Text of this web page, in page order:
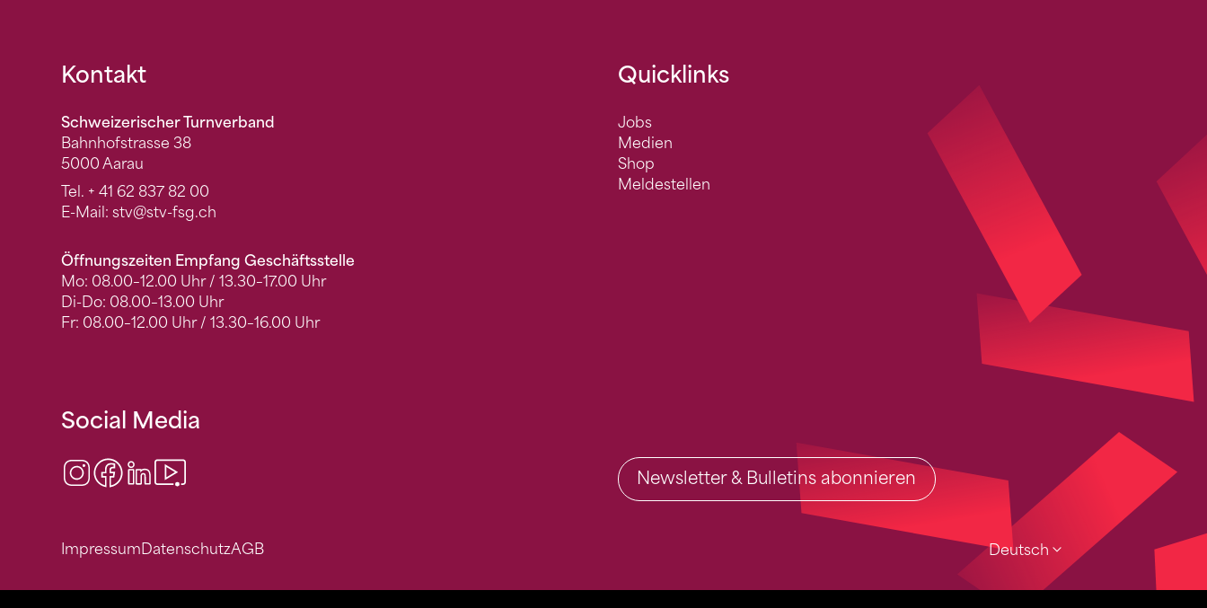
Fusszeile
Kontakt
Schweizerischer Turnverband
Bahnhofstrasse 38
5000 Aarau
Tel. + 41 62 837 82 00
E-Mail: stv@stv-fsg.ch
Öffnungszeiten Empfang Geschäftsstelle
Mo: 08.00–12.00 Uhr / 13.30–17.00 Uhr
Di-Do: 08.00–13.00 Uhr
Fr: 08.00–12.00 Uhr / 13.30–16.00 Uhr
Quicklinks
Jobs
Medien
Shop
Meldestellen
Deutsch
Social Media
Instagram
Facebook
LinkedIn Newsletter & Bulletins abonnieren
ImpressumDatenschutzAGB